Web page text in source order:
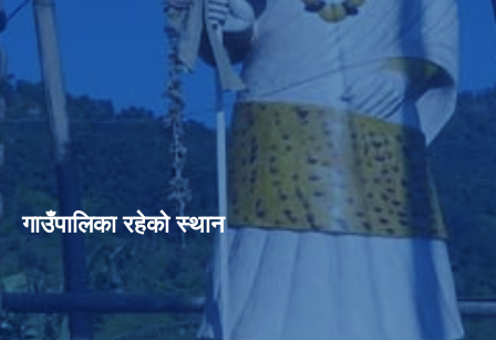
गाउँपालिका रहेको स्थान